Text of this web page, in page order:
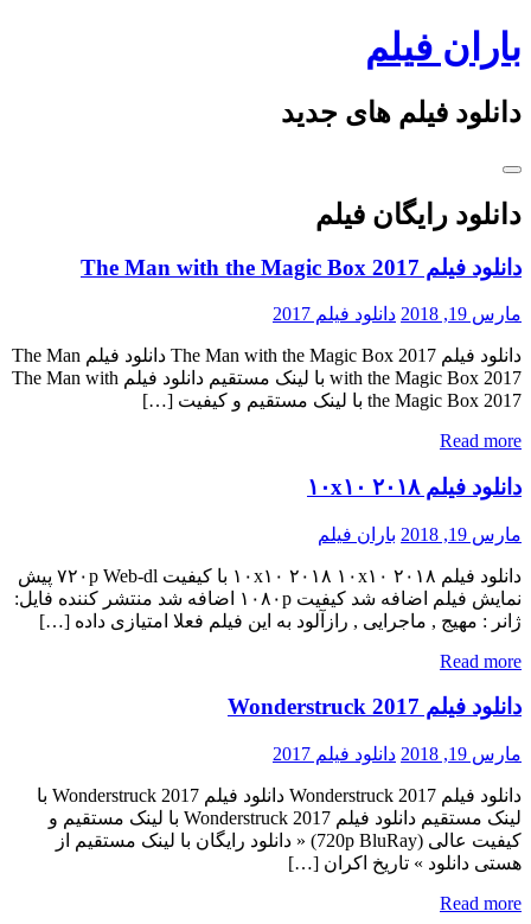
Skip
to
content
باران فیلم
دانلود فیلم های جدید
دانلود رایگان فیلم
دانلود فیلم The Man with the Magic Box 2017
مارس 19, 2018 دانلود فیلم 2017
دانلود فیلم The Man with the Magic Box 2017 دانلود فیلم The Man
with the Magic Box 2017 با لینک مستقیم دانلود فیلم The Man with
the Magic Box 2017 با لینک مستقیم و کیفیت […]
Read more
دانلود فیلم ۱۰x۱۰ ۲۰۱۸
مارس 19, 2018 باران فیلم
دانلود فیلم ۱۰x۱۰ ۲۰۱۸ ۱۰x۱۰ ۲۰۱۸ با کیفیت ۷۲۰p Web-dl پیش
نمایش فیلم اضافه شد کیفیت ۱۰۸۰p اضافه شد منتشر کننده فایل:
ژانر : مهیج , ماجرایی , رازآلود به این فیلم فعلا امتیازی داده […]
Read more
دانلود فیلم Wonderstruck 2017
مارس 19, 2018 دانلود فیلم 2017
دانلود فیلم Wonderstruck 2017 دانلود فیلم Wonderstruck 2017 با
لینک مستقیم دانلود فیلم Wonderstruck 2017 با لینک مستقیم و
کیفیت عالی (720p BluRay) « دانلود رایگان با لینک مستقیم از
هستی دانلود » تاریخ اکران […]
Read more